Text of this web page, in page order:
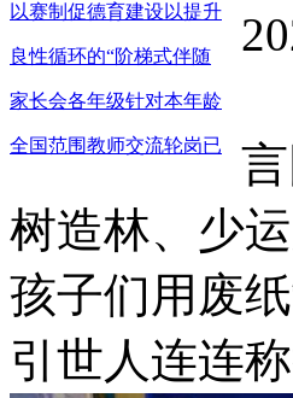
以赛制促德育建设以提升
良性循环的“阶梯式伴随
家长会各年级针对本年龄
全国范围教师交流轮岗已
树造林、少
孩子们用废
引世人连